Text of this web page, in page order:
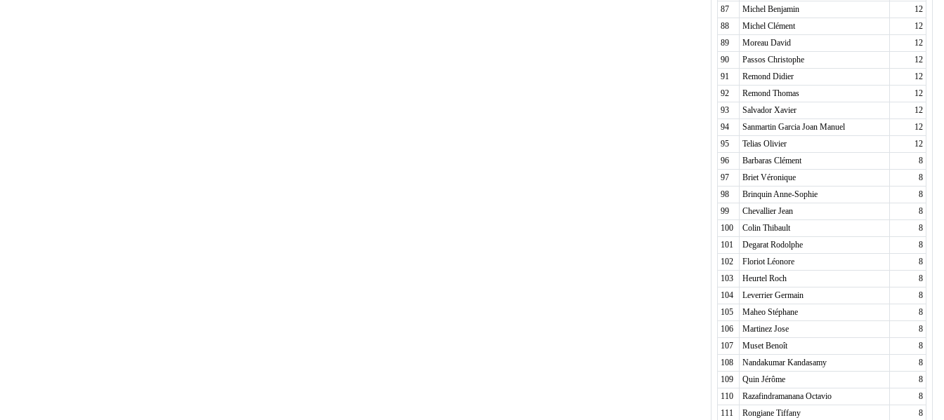
87
Michel Benjamin
12
88
Michel Clément
12
89
Moreau David
12
90
Passos Christophe
12
91
Remond Didier
12
92
Remond Thomas
12
93
Salvador Xavier
12
94
Sanmartin Garcia Joan Manuel
12
95
Telias Olivier
12
96
Barbaras Clément
8
97
Briet Véronique
8
98
Brinquin Anne-Sophie
8
99
Chevallier Jean
8
100
Colin Thibault
8
101
Degarat Rodolphe
8
102
Floriot Léonore
8
103
Heurtel Roch
8
104
Leverrier Germain
8
105
Maheo Stéphane
8
106
Martinez Jose
8
107
Muset Benoît
8
108
Nandakumar Kandasamy
8
109
Quin Jérôme
8
110
Razafindramanana Octavio
8
111
Rongiane Tiffany
8